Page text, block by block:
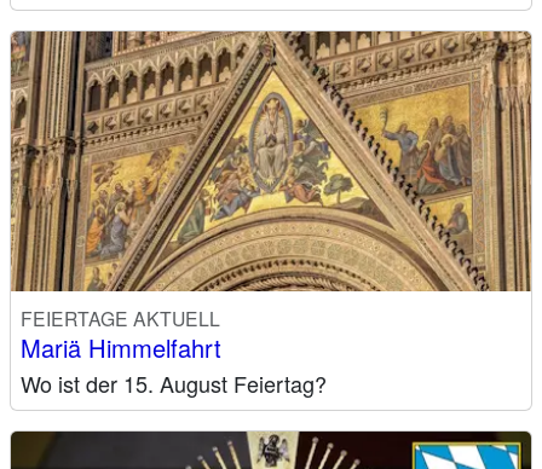
FEIERTAGE AKTUELL
Mariä Himmelfahrt
Wo ist der 15. August Feiertag?